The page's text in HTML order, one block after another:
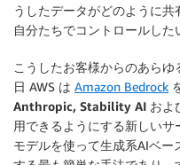
うしたデータがどのように
自分たちでコントロールした
こうしたお客様からのあら
日 AWS は Amazon Bedrock
Anthropic, Stability AI およ
用できるようにする新しいサ
モデルを使って生成系AIベ